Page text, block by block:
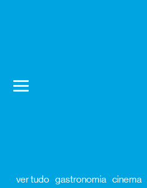
ver tudo gastronomia cinema